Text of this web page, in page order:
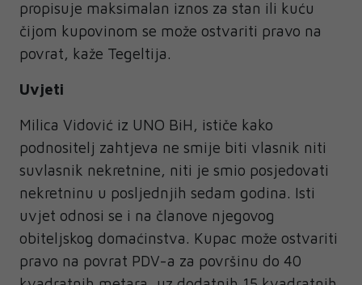
propisuje maksimalan iznos za stan ili kuću
čijom kupovinom se može ostvariti pravo na
povrat, kaže Tegeltija.
Uvjeti
Milica Vidović iz UNO BiH, ističe kako
podnositelj zahtjeva ne smije biti vlasnik niti
suvlasnik nekretnine, niti je smio posjedovati
nekretninu u posljednjih sedam godina. Isti
uvjet odnosi se i na članove njegovog
obiteljskog domaćinstva. Kupac može ostvariti
pravo na povrat PDV-a za površinu do 40